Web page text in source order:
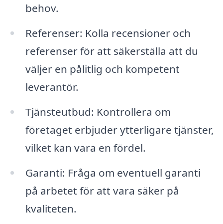
behov.
Referenser: Kolla recensioner och
referenser för att säkerställa att du
väljer en pålitlig och kompetent
leverantör.
Tjänsteutbud: Kontrollera om
företaget erbjuder ytterligare tjänster,
vilket kan vara en fördel.
Garanti: Fråga om eventuell garanti
på arbetet för att vara säker på
kvaliteten.